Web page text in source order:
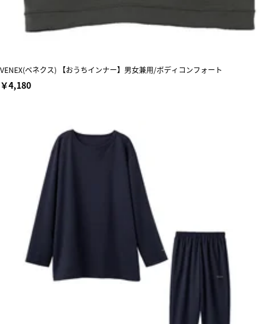
VENEX(ベネクス) 【おうちインナー】男女兼用/ボディコンフォート
￥4,180